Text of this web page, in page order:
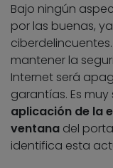
Bajo ningún
por las buenas,
mantener la
Internet será
garantías. Es
aplicación de la
ventana del
identifica esta